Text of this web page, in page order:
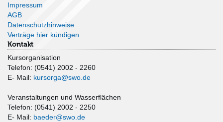
Impressum
AGB
Datenschutzhinweise
Verträge hier kündigen
Kontakt
Kursorganisation
Telefon: (0541) 2002 - 2260
E- Mail: kursorga@swo.de
Veranstaltungen und Wasserflächen
Telefon: (0541) 2002 - 2250
E- Mail: baeder@swo.de